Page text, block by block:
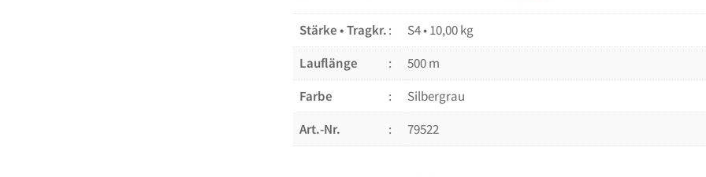
Stärke • Tragkr.
S4 • 10,00 kg
Lauflänge
500 m
Farbe
Silbergrau
Art.-Nr.
79522